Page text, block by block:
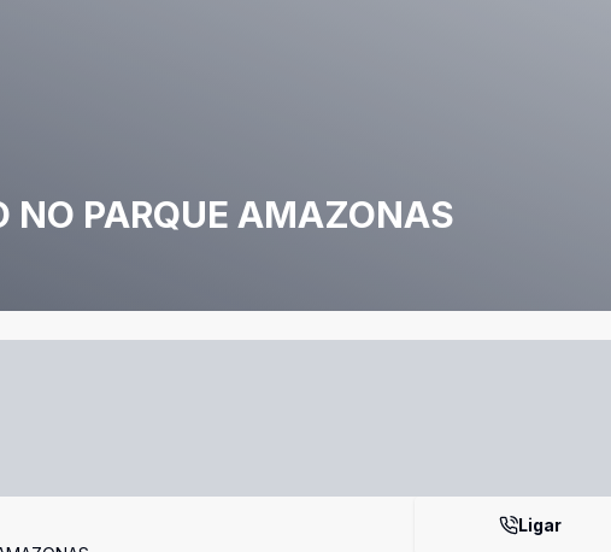
NO PARQUE AMAZONAS
Ligar